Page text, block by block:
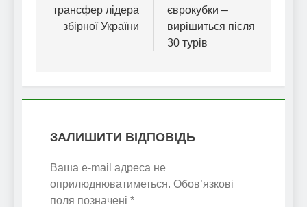
трансфер лідера
збірної України
єврокубки –
вирішиться після
30 турів
ЗАЛИШИТИ ВІДПОВІДЬ
Ваша e-mail адреса не
оприлюднюватиметься. Обов’язкові
поля позначені *